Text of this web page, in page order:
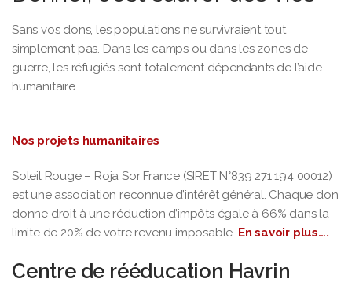
Sans vos dons, les populations ne survivraient tout
simplement pas. Dans les camps ou dans les zones de
guerre, les réfugiés sont totalement dépendants de l’aide
humanitaire.
Nos projets humanitaires
Soleil Rouge – Roja Sor France (SIRET N°839 271 194 00012)
est une association reconnue d’intérêt général. Chaque don
donne droit à une réduction d’impôts égale à 66% dans la
limite de 20% de votre revenu imposable. En savoir plus….
Centre de rééducation Havrin